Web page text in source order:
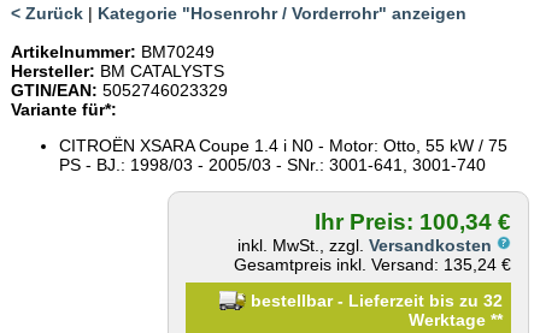
< Zurück| Kategorie "Hosenrohr / Vorderrohr" anzeigen
Artikelnummer: BM70249
Hersteller: BM CATALYSTS
GTIN/EAN: 5052746023329
Variante für*:
CITROËN XSARA Coupe 1.4 i N0 - Motor: Otto, 55 kW / 75
PS - BJ.: 1998/03 - 2005/03 - SNr.: 3001-641, 3001-740
Ihr Preis: 100,34 €
inkl. MwSt., zzgl.Versandkosten
Gesamtpreis inkl. Versand: 135,24 €
bestellbar - Lieferzeit bis zu 32
Werktage**